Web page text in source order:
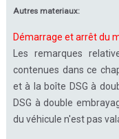
Autres materiaux:
Démarrage et arrêt du
Les remarques
contenues dans ce
et à la boîte DSG à
DSG à double
du véhicule n'est pas